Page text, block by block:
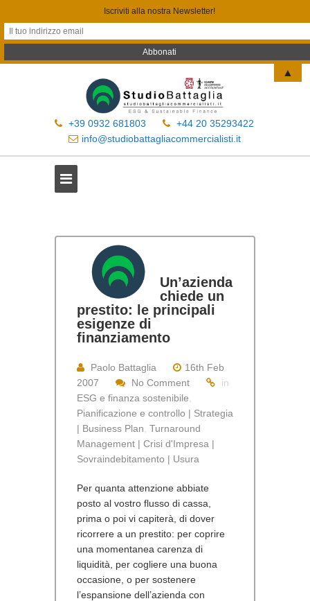
+39 0932 681803
+44 20 35293422
info@studiobattagliacommercialisti.it
Un’azienda
chiede un
prestito: le principali
esigenze di
finanziamento
Paolo Battaglia
16th Feb
2007
No Comment
in
ESG e finanza sostenibile
Pianificazione e controllo | Strategia
| Business Plan Turnaround
Management | Crisi d'Impresa |
Sovraindebitamento | Usura
Per quanta attenzione abbiate
posto al vostro flusso di cassa,
prima o poi vi capiterà, di dover
ricorrere a un prestito: per coprire
una momentanea carenza di
liquidità, per cogliere una buona
occasione, o per sostenere
l’espansione dell’azienda con
Iscriviti alla nostra Newsletter!
▲